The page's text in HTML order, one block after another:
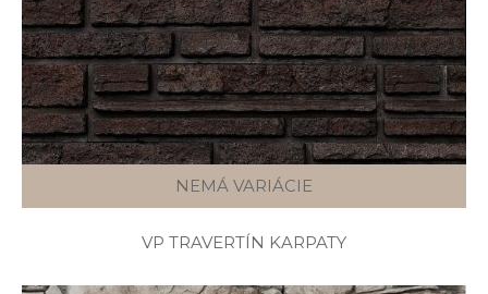
NEMÁ VARIÁCIE
VP TRAVERTÍN KARPATY